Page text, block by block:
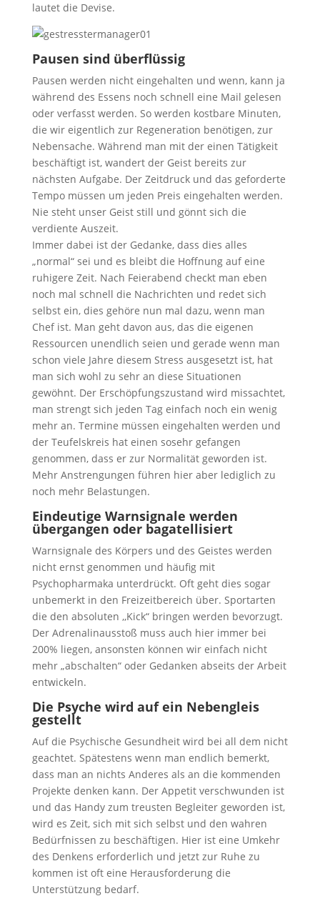
lautet die Devise.
Pausen sind überflüssig
Pausen werden nicht eingehalten und wenn, kann ja
während des Essens noch schnell eine Mail gelesen
oder verfasst werden. So werden kostbare Minuten,
die wir eigentlich zur Regeneration benötigen, zur
Nebensache. Während man mit der einen Tätigkeit
beschäftigt ist, wandert der Geist bereits zur
nächsten Aufgabe. Der Zeitdruck und das geforderte
Tempo müssen um jeden Preis eingehalten werden.
Nie steht unser Geist still und gönnt sich die
verdiente Auszeit.
Immer dabei ist der Gedanke, dass dies alles
„normal“ sei und es bleibt die Hoffnung auf eine
ruhigere Zeit. Nach Feierabend checkt man eben
noch mal schnell die Nachrichten und redet sich
selbst ein, dies gehöre nun mal dazu, wenn man
Chef ist. Man geht davon aus, das die eigenen
Ressourcen unendlich seien und gerade wenn man
schon viele Jahre diesem Stress ausgesetzt ist, hat
man sich wohl zu sehr an diese Situationen
gewöhnt. Der Erschöpfungszustand wird missachtet,
man strengt sich jeden Tag einfach noch ein wenig
mehr an. Termine müssen eingehalten werden und
der Teufelskreis hat einen sosehr gefangen
genommen, dass er zur Normalität geworden ist.
Mehr Anstrengungen führen hier aber lediglich zu
noch mehr Belastungen.
Eindeutige Warnsignale werden
übergangen oder bagatellisiert
Warnsignale des Körpers und des Geistes werden
nicht ernst genommen und häufig mit
Psychopharmaka unterdrückt. Oft geht dies sogar
unbemerkt in den Freizeitbereich über. Sportarten
die den absoluten ,,Kick“ bringen werden bevorzugt.
Der Adrenalinausstoß muss auch hier immer bei
200% liegen, ansonsten können wir einfach nicht
mehr „abschalten“ oder Gedanken abseits der Arbeit
entwickeln.
Die Psyche wird auf ein Nebengleis
gestellt
Auf die Psychische Gesundheit wird bei all dem nicht
geachtet. Spätestens wenn man endlich bemerkt,
dass man an nichts Anderes als an die kommenden
Projekte denken kann. Der Appetit verschwunden ist
und das Handy zum treusten Begleiter geworden ist,
wird es Zeit, sich mit sich selbst und den wahren
Bedürfnissen zu beschäftigen. Hier ist eine Umkehr
des Denkens erforderlich und jetzt zur Ruhe zu
kommen ist oft eine Herausforderung die
Unterstützung bedarf.